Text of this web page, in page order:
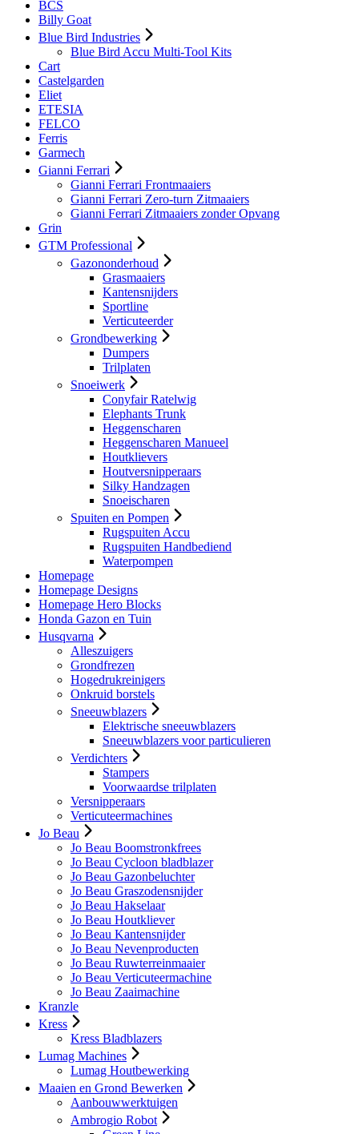
BCS
Billy Goat
Blue Bird Industries
Blue Bird Accu Multi-Tool Kits
Cart
Castelgarden
Eliet
ETESIA
FELCO
Ferris
Garmech
Gianni Ferrari
Gianni Ferrari Frontmaaiers
Gianni Ferrari Zero-turn Zitmaaiers
Gianni Ferrari Zitmaaiers zonder Opvang
Grin
GTM Professional
Gazononderhoud
Grasmaaiers
Kantensnijders
Sportline
Verticuteerder
Grondbewerking
Dumpers
Trilplaten
Snoeiwerk
Conyfair Ratelwig
Elephants Trunk
Heggenscharen
Heggenscharen Manueel
Houtklievers
Houtversnipperaars
Silky Handzagen
Snoeischaren
Spuiten en Pompen
Rugspuiten Accu
Rugspuiten Handbediend
Waterpompen
Homepage
Homepage Designs
Homepage Hero Blocks
Honda Gazon en Tuin
Husqvarna
Alleszuigers
Grondfrezen
Hogedrukreinigers
Onkruid borstels
Sneeuwblazers
Elektrische sneeuwblazers
Sneeuwblazers voor particulieren
Verdichters
Stampers
Voorwaardse trilplaten
Versnipperaars
Verticuteermachines
Jo Beau
Jo Beau Boomstronkfrees
Jo Beau Cycloon bladblazer
Jo Beau Gazonbeluchter
Jo Beau Graszodensnijder
Jo Beau Hakselaar
Jo Beau Houtkliever
Jo Beau Kantensnijder
Jo Beau Nevenproducten
Jo Beau Ruwterreinmaaier
Jo Beau Verticuteermachine
Jo Beau Zaaimachine
Kranzle
Kress
Kress Bladblazers
Lumag Machines
Lumag Houtbewerking
Maaien en Grond Bewerken
Aanbouwwerktuigen
Ambrogio Robot